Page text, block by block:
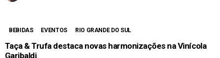
BEBIDAS EVENTOS RIO GRANDE DO SUL
Taça & Trufa destaca novas harmonizações na Vinícola
Garibaldi